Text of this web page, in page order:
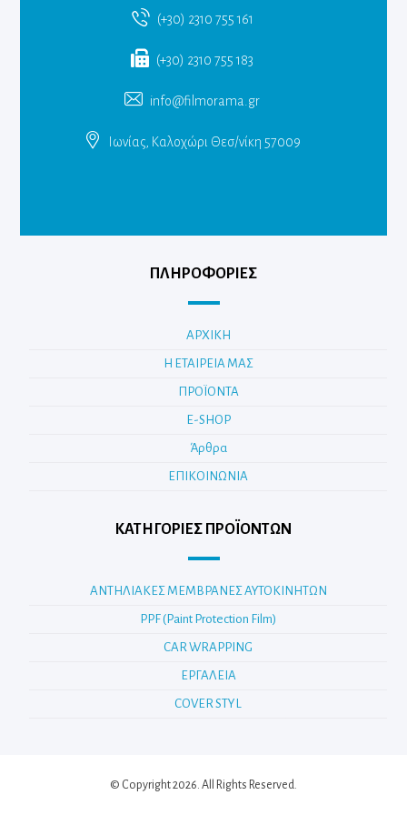
(+30) 2310 755 161
(+30) 2310 755 183
info@filmorama.gr
Ιωνίας, Καλοχώρι Θεσ/νίκη 57009
ΠΛΗΡΟΦΟΡΙΕΣ
ΑΡΧΙΚΗ
Η ΕΤΑΙΡΕΙΑ ΜΑΣ
ΠΡΟΪΟΝΤΑ
E-SHOP
Άρθρα
ΕΠΙΚΟΙΝΩΝΙΑ
ΚΑΤΗΓΟΡΊΕΣ ΠΡΟΪΌΝΤΩΝ
ΑΝΤΗΛΙΑΚΕΣ ΜΕΜΒΡΑΝΕΣ ΑΥΤΟΚΙΝΗΤΩΝ
PPF (Paint Protection Film)
CAR WRAPPING
ΕΡΓΑΛΕΙΑ
COVER STYL
© Copyright 2026. All Rights Reserved.